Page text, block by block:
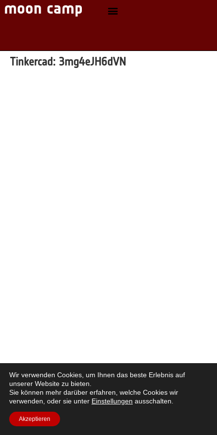
Tinkercad: 3mg4eJH6dVN
Wir verwenden Cookies, um Ihnen das beste Erlebnis auf
unserer Website zu bieten.
Sie können mehr darüber erfahren, welche Cookies wir
verwenden, oder sie unter Einstellungen ausschalten.
Akzeptieren